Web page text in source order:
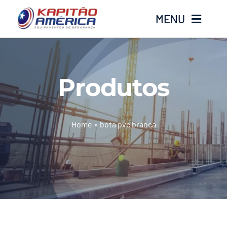
o
MENU
Produtos
Calçados
Luvas
Altura
Produtos
Home »bota pvc branca